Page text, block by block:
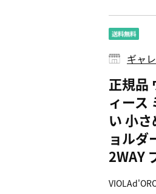
ギャ
正規品
ィース
い 小
ョルダ
2WAY